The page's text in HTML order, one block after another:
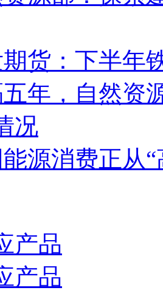
货：下半年
年，自然资
况
源消费正从
产品
产品